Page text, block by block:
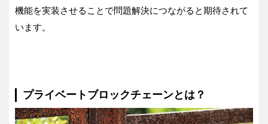
機能を実装させることで問題解決につながると期待されて
います。
プライベートブロックチェーンとは？